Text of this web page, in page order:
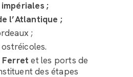
;
l’Atlantique ;
;
Ferret et les ports de
des étapes